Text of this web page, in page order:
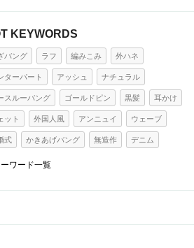
KEYWORDS
バング ラフ 編みこみ 外ハネ
ターパート アッシュ ナチュラル
スルーバング ゴールドピン 黒髪 耳かけ
ット 外国人風 アンニュイ ウェーブ
式 かきあげバング 無造作 デニム
ワード一覧